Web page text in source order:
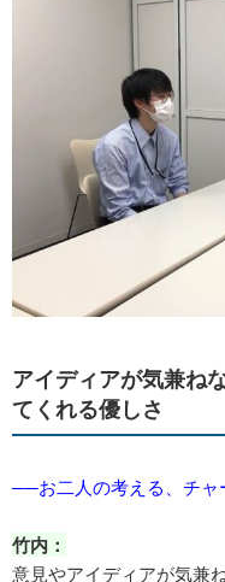
アイディアが気兼ね
てくれる優しさ
──お二人の考える、チャ
竹内：
意見やアイディアが気兼